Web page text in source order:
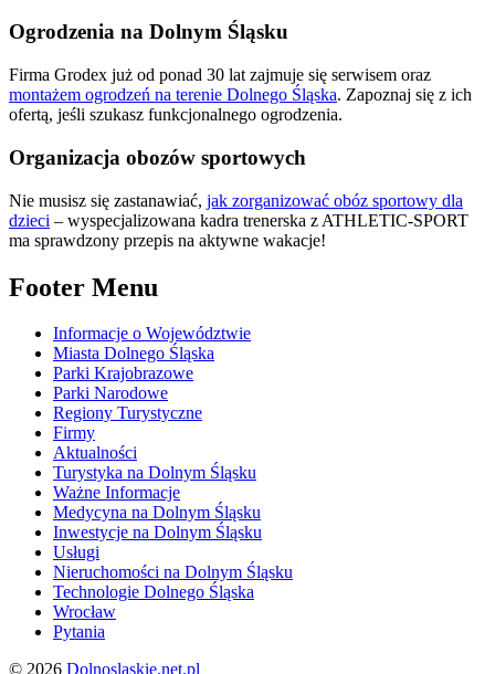
Ogrodzenia na Dolnym Śląsku
Firma Grodex już od ponad 30 lat zajmuje się serwisem oraz
montażem ogrodzeń na terenie Dolnego Śląska. Zapoznaj się z ich
ofertą, jeśli szukasz funkcjonalnego ogrodzenia.
Organizacja obozów sportowych
Nie musisz się zastanawiać, jak zorganizować obóz sportowy dla
dzieci – wyspecjalizowana kadra trenerska z ATHLETIC-SPORT
ma sprawdzony przepis na aktywne wakacje!
Footer Menu
Informacje o Województwie
Miasta Dolnego Śląska
Parki Krajobrazowe
Parki Narodowe
Regiony Turystyczne
Firmy
Aktualności
Turystyka na Dolnym Śląsku
Ważne Informacje
Medycyna na Dolnym Śląsku
Inwestycje na Dolnym Śląsku
Usługi
Nieruchomości na Dolnym Śląsku
Technologie Dolnego Śląska
Wrocław
Pytania
© 2026 Dolnoslaskie.net.pl